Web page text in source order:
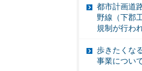
都市計画道
野線（下郡
規制が行わ
歩きたくな
事業につい